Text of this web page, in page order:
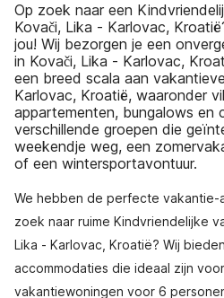
Op zoek naar een
Kovači, Lika - Karlovac,
jou! Wij bezorgen je een
in Kovači, Lika - Karlovac,
een breed scala aan
Karlovac, Kroatië, waaronder
appartementen, bungalows en
verschillende groepen die
weekendje weg, een
of een wintersportavontuur.
We hebben de perfecte vakantie-
zoek naar ruime Kindvriendelijke
Lika - Karlovac, Kroatië? Wij
accommodaties die ideaal zijn
vakantiewoningen voor 6